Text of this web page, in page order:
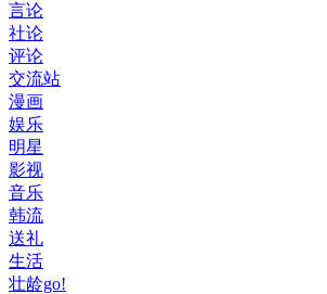
言论
社论
评论
交流站
漫画
娱乐
明星
影视
音乐
韩流
送礼
生活
壮龄go!